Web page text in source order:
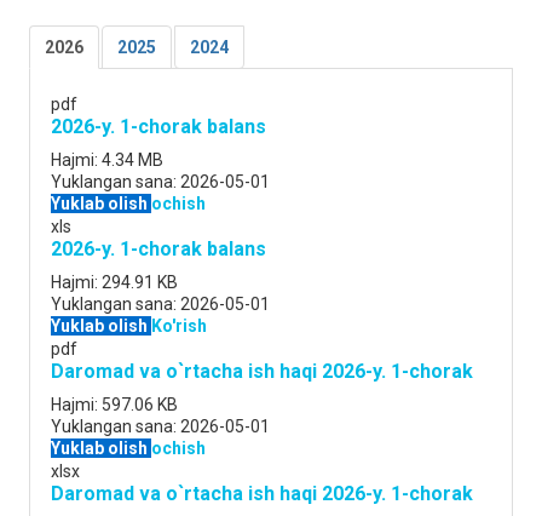
2026 2025 2024
pdf
2026-y. 1-chorak balans
Hajmi: 4.34 MB
Yuklangan sana: 2026-05-01
Yuklab olish ochish
xls
2026-y. 1-chorak balans
Hajmi: 294.91 KB
Yuklangan sana: 2026-05-01
Yuklab olish Ko'rish
pdf
Daromad va o`rtacha ish haqi 2026-y. 1-chorak
Hajmi: 597.06 KB
Yuklangan sana: 2026-05-01
Yuklab olish ochish
xlsx
Daromad va o`rtacha ish haqi 2026-y. 1-chorak